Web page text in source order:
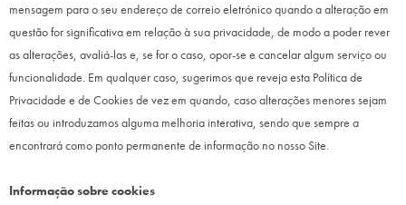
mensagem para o seu endereço de correio eletrónico quando a alteração em
questão for significativa em relação à sua privacidade, de modo a poder rever
as alterações, avaliá-las e, se for o caso, opor-se e cancelar algum serviço ou
funcionalidade. Em qualquer caso, sugerimos que reveja esta Política de
Privacidade e de Cookies de vez em quando, caso alterações menores sejam
feitas ou introduzamos alguma melhoria interativa, sendo que sempre a
encontrará como ponto permanente de informação no nosso Site.
Informação sobre cookies